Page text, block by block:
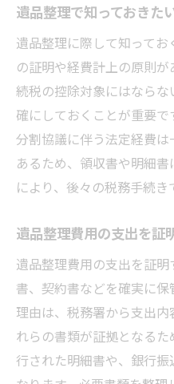
遺品整理で知っておきた
遺品整理に際して知って
の証明や経費計上の原則
続税の控除対象にはなら
確にしておくことが重要
分割協議に伴う法定経費
あるため、領収書や明細
により、後々の税務手続き
遺品整理費用の支出を証
遺品整理費用の支出を証
書、契約書などを確実に保
理由は、税務署から支出
れらの書類が証拠となる
行された明細書や、銀行